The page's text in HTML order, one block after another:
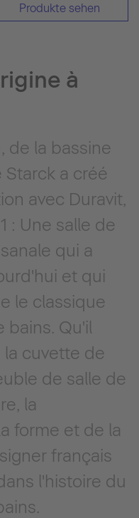
Produkte sehen
à
de la bassine
a créé
avec Duravit,
: Une salle de
qui a
et qui
le classique
bains. Qu'il
la cuvette de
de salle de
la
forme et de la
français
l'histoire du